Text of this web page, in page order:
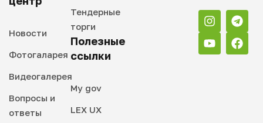
Новости
Фотогаларея
Видеогалерея
Вопросы и
ответы
Тендерные
торги
Полезные
ссылки
My gov
LEX UX